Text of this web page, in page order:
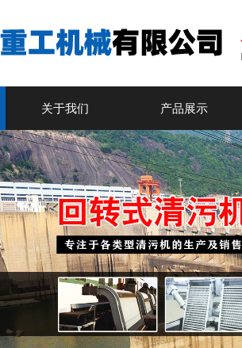
关于我们 产品展示